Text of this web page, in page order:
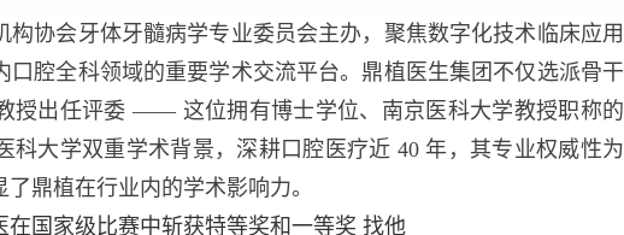
协会牙体牙髓病学专业委员会主办，聚焦数字化技术临床应用
口腔全科领域的重要学术交流平台。鼎植医生集团不仅选派骨干
授出任评委 —— 这位拥有博士学位、南京医科大学教授职称的
科大学双重学术背景，深耕口腔医疗近 40 年，其专业权威性为
鼎植在行业内的学术影响力。